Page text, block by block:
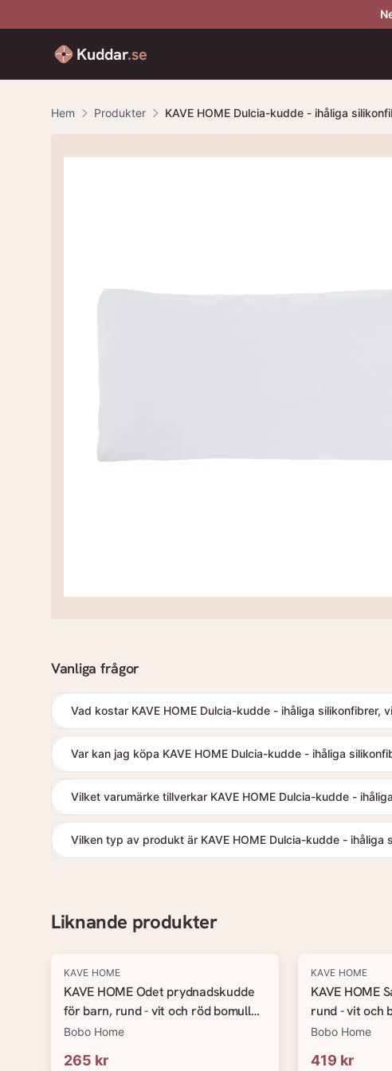
Kuddar.se
Hem Produkter KAVE HOME Dulcia-kudde - ihåliga
Vanliga frågor
Vad kostar KAVE HOME Dulcia-kudde - ihåliga silikonfibrer,
Var kan jag köpa KAVE HOME Dulcia-kudde - ihåliga
Vilket varumärke tillverkar KAVE HOME Dulcia-kudde -
Vilken typ av produkt är KAVE HOME Dulcia-kudde -
Liknande produkter
KAVE HOME
KAVE HOME Odet prydnadskudde
för barn, rund - vit och röd bomull
(&Oslash;45)
Bobo Home
265 kr
KAVE HOME
KAVE HOME
rund - vit och
(&Oslash;40)
Bobo Home
419 kr